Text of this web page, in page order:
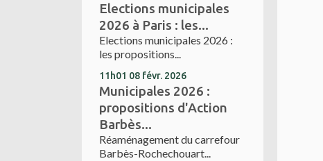
Elections municipales
2026 à Paris : les...
Elections municipales 2026 :
les propositions...
11h01 08 févr. 2026
Municipales 2026 :
propositions d'Action
Barbès...
Réaménagement du carrefour
Barbès-Rochechouart...